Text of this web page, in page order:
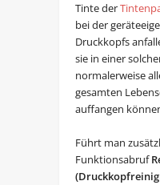
Tinte der
bei der
Druckkopfs
sie in einer
normalerweise
gesamten
auffangen
Führt man
Funktionsabruf